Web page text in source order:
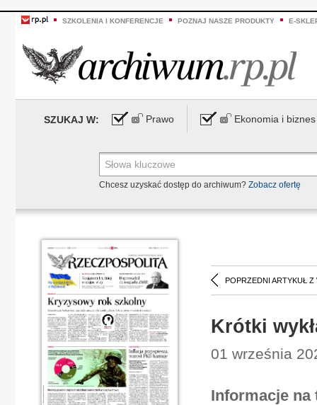
SZKOLENIA I KONFERENCJE POZNAJ NASZE PRODUKTY E-
SZUKAJ W: Prawo Ekonomia i biznes
Chcesz uzyskać dostęp do archiwum? Zobacz ofertę
POPRZEDNI ARTYKUŁ Z
Krótki
01 września
Informacje